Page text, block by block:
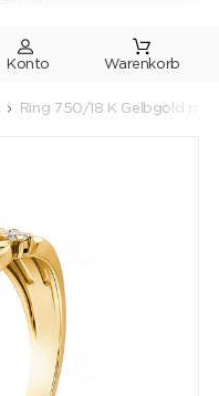
Warenkorb
Ring 750/18 K Gelbgold mit